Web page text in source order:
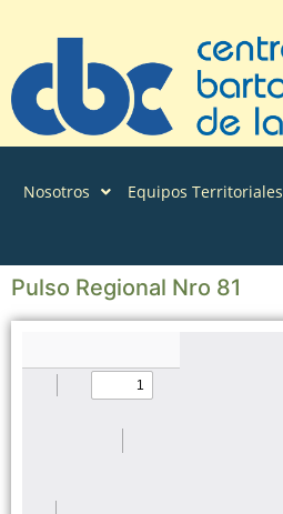
Nosotros Equipos Territoriales
Pulso Regional Nro 81